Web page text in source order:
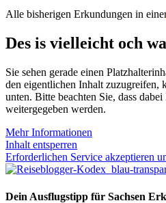
Alle bisherigen Erkundungen in
Des is vielleicht och
Sie sehen gerade einen
den eigentlichen Inhalt zuzugreifen,
unten. Bitte beachten Sie, dass
weitergegeben werden.
Mehr Informationen
Inhalt entsperren
Erforderlichen Service akzeptieren
Dein Ausflugstipp für Sachsen